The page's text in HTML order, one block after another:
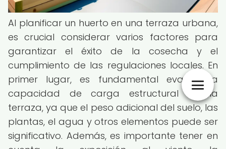
Al planificar un huerto en una terraza urbana,
es crucial considerar varios factores para
garantizar el éxito de la cosecha y el
cumplimiento de las regulaciones locales. En
primer lugar, es fundamental evaluar la
capacidad de carga estructural de la
terraza, ya que el peso adicional del suelo, las
plantas, el agua y otros elementos puede ser
significativo. Además, es importante tener en